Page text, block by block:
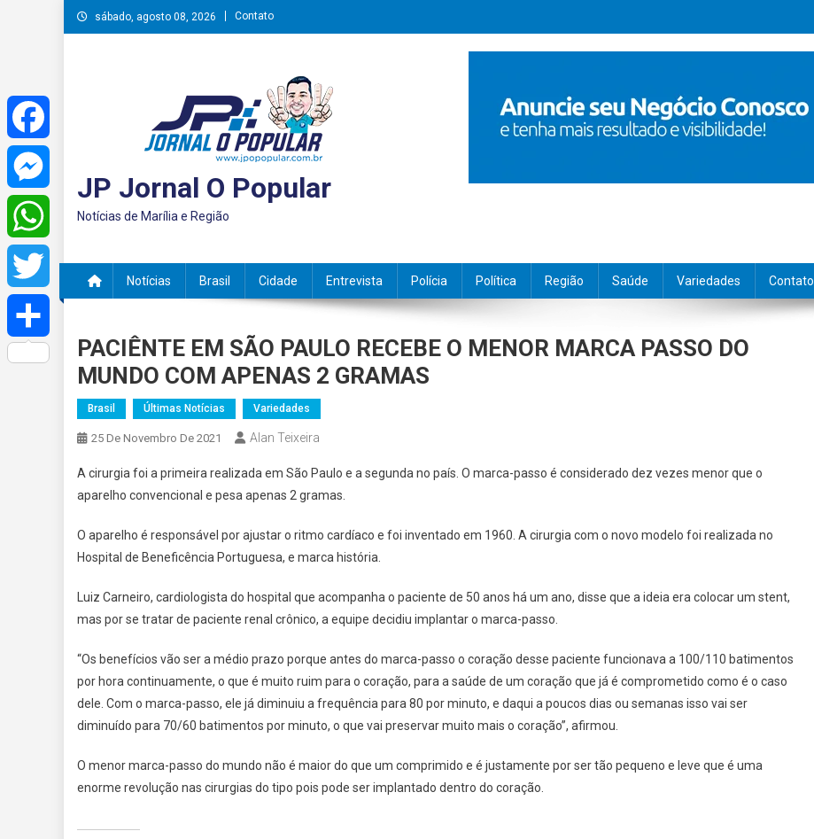
Skip
to
sábado, agosto 08, 2026 Contato
JP Jornal O Popular
Notícias de Marília e Região
Notícias Brasil Cidade Entrevista Polícia Política Região Saúde Variedades Contato
PACIÊNTE EM SÃO PAULO RECEBE O MENOR MARCA PASSO DO
MUNDO COM APENAS 2 GRAMAS
Brasil Últimas Notícias Variedades
25 De Novembro De 2021 Alan Teixeira
A cirurgia foi a primeira realizada em São Paulo e a segunda no país. O marca-passo é considerado dez vezes menor que o
aparelho convencional e pesa apenas 2 gramas.
O aparelho é responsável por ajustar o ritmo cardíaco e foi inventado em 1960. A cirurgia com o novo modelo foi realizada no
Hospital de Beneficência Portuguesa, e marca história.
Luiz Carneiro, cardiologista do hospital que acompanha o paciente de 50 anos há um ano, disse que a ideia era colocar um stent,
mas por se tratar de paciente renal crônico, a equipe decidiu implantar o marca-passo.
“Os benefícios vão ser a médio prazo porque antes do marca-passo o coração desse paciente funcionava a 100/110 batimentos
por hora continuamente, o que é muito ruim para o coração, para a saúde de um coração que já é comprometido como é o caso
dele. Com o marca-passo, ele já diminuiu a frequência para 80 por minuto, e daqui a poucos dias ou semanas isso vai ser
diminuído para 70/60 batimentos por minuto, o que vai preservar muito mais o coração”, afirmou.
O menor marca-passo do mundo não é maior do que um comprimido e é justamente por ser tão pequeno e leve que é uma
enorme revolução nas cirurgias do tipo pois pode ser implantado dentro do coração.
Facebook
Messenger
WhatsApp
Twitter
Share